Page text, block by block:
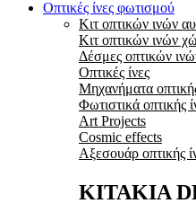
Οπτικές ίνες φωτισμού
Κιτ οπτικών ινών
Κιτ οπτικών ινών
Δέσμες οπτικών
Οπτικές ίνες
Μηχανήματα
Φωτιστικά οπτικής
Art Projects
Cosmic effects
Αξεσουάρ οπτικής
ΚΙΤΑΚΙΑ